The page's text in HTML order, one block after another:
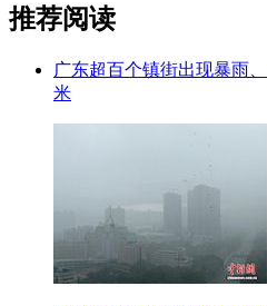
推荐阅读
广东超百个镇街出现暴雨
米